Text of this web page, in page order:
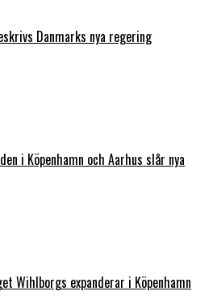
Danmarks nya regering
i Köpenhamn och Aarhus slår nya
Wihlborgs expanderar i Köpenhamn